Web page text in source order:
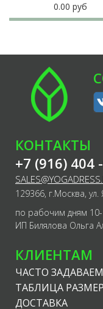
0.00 руб
КОНТАКТЫ
+7 (916) 404
129366, г.Москва,
по рабочим дням
ИП Билялова Ольга
КЛИЕНТАМ
ЧАСТО
ТАБЛИЦА
ДОСТАВКА